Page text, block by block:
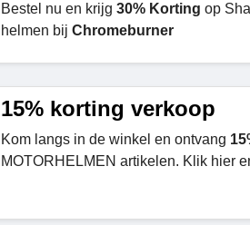
Bestel nu en krijg 30% Korting op
helmen bij Chromeburner
15% korting verkoop
Kom langs in de winkel en ontvang
MOTORHELMEN artikelen. Klik hier